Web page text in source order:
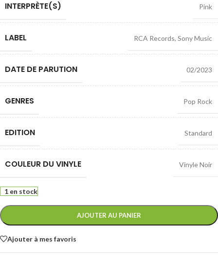
INTERPRÈTE(S) Pink
LABEL RCA Records, Sony Music
DATE DE PARUTION 02/2023
GENRES Pop Rock
EDITION Standard
COULEUR DU VINYLE Vinyle Noir
1 en stock
AJOUTER AU PANIER
Ajouter à mes favoris